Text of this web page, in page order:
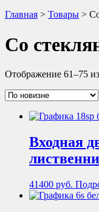
Главная > Товары >
Со
Отображение 61–75
Входная
41400 руб.